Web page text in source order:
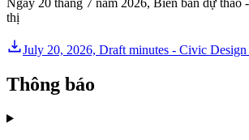
thị
July 20, 2026, Draft minutes - Civic
Thông báo